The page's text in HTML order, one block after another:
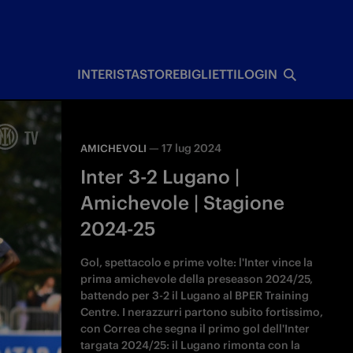
INTERISTASTOREBIGLIETTILOGIN
AMICHEVOLI —17 lug 2024
Inter 3-2 Lugano |
Amichevole | Stagione
2024-25
Gol, spettacolo e prime volte: l'Inter vince la
prima amichevole della preseason 2024/25,
battendo per 3-2 il Lugano al BPER Training
Centre. I nerazzurri partono subito fortissimo,
con Correa che segna il primo gol dell'Inter
targata 2024/25: il Lugano rimonta con la